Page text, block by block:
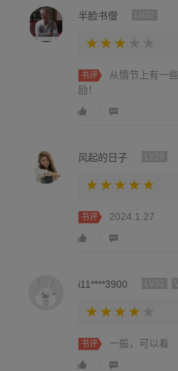
半脸书僧
书评
从情节上有一
励！
风起的日子
书评 2024.1.27
i11****3900
书评 一般，可以看